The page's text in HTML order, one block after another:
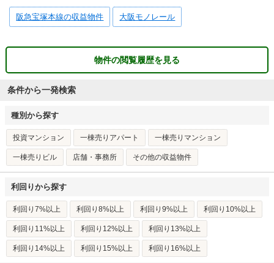
阪急宝塚本線の収益物件 大阪モノレール
物件の閲覧履歴を見る
条件から一発検索
種別から探す
投資マンション 一棟売りアパート 一棟売りマンション
一棟売りビル 店舗・事務所 その他の収益物件
利回りから探す
利回り7%以上 利回り8%以上 利回り9%以上 利回り10%以上
利回り11%以上 利回り12%以上 利回り13%以上
利回り14%以上 利回り15%以上 利回り16%以上